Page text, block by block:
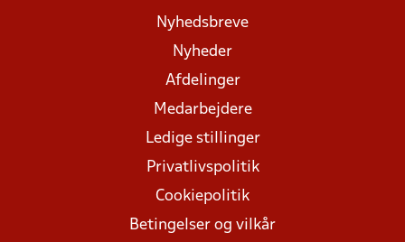
Nyhedsbreve
Nyheder
Afdelinger
Medarbejdere
Ledige stillinger
Privatlivspolitik
Cookiepolitik
Betingelser og vilkår